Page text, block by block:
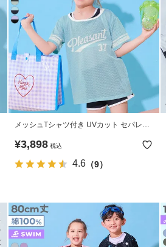
メッシュTシャツ付き UVカット セパレー
¥3,898 税込
4.6（9）